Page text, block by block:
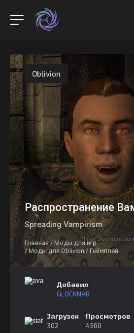
Oblivion
Распространение
Spreading Vampirism
Главная / Моды для игр
/ Моды для Oblivion / Геймплей
Добавил
GLOCKNAR
Загрузок
302
Просмотров
4560